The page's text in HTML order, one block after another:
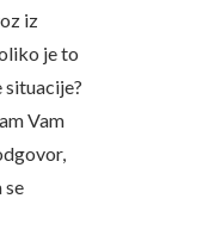
iz
je to
Vam
se